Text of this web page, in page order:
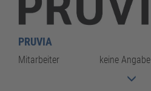
PRUVIA
Mitarbeiter keine Angabe